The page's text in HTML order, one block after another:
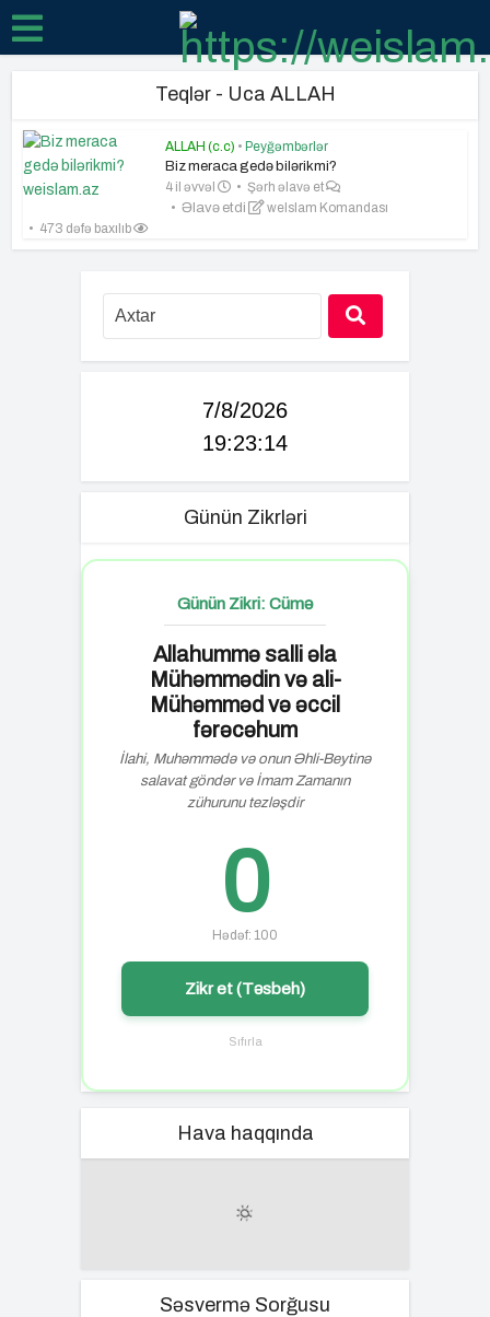
Teqlər - Uca ALLAH
ALLAH (c.c) • Peyğəmbərlər
Biz meraca gedə bilərikmi?
4 il əvvəl
Şərh əlavə et
Əlavə etdi
weIslam Komandası
473 dəfə baxılıb
7/8/2026
19:23:15
Günün Zikrləri
Günün Zikri: Cümə
Allahummə salli əla
Mühəmmədin və ali-
Mühəmməd və əccil
fərəcəhum
İlahi, Muhəmmədə və onun Əhli-Beytinə
salavat göndər və İmam Zamanın
zühurunu tezləşdir
0
Hədəf: 100
Zikr et (Təsbeh)
Sıfırla
Hava haqqında
Səsvermə Sorğusu